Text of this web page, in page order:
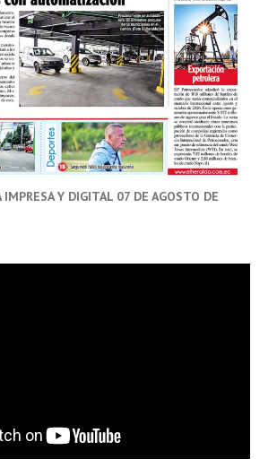
IMPRESA Y DIGITAL 07 DE AGOSTO DE